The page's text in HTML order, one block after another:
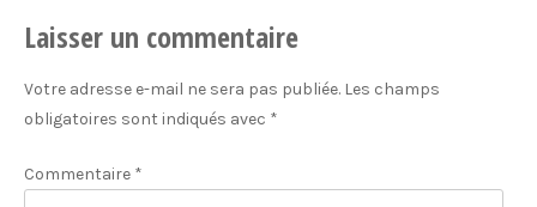
Laisser un commentaire
Votre adresse e-mail ne sera pas publiée. Les champs
obligatoires sont indiqués avec *
Commentaire *